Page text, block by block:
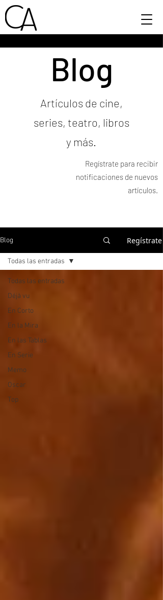
Blog
Artículos de cine,
series, teatro, libros
y más.
Regístrate para recibir
notificaciones de nuevos
artículos.
Blog Regístrate
Todas las entradas
Déjà vu
En Corto
En la Mira
En las Tablas
En Serie
Memo
Oscar
Top
Todas las entradas